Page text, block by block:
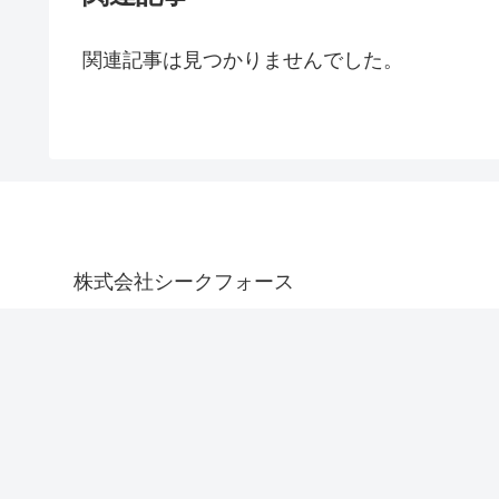
関連記事は見つかりませんでした。
株式会社シークフォース